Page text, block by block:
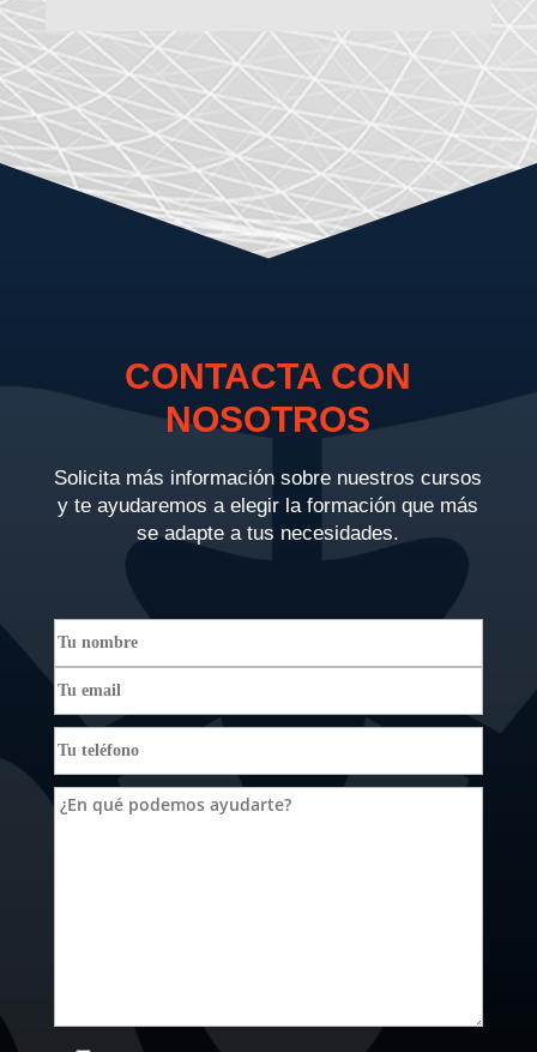
CONTACTA CON
NOSOTROS
Solicita más información sobre nuestros cursos
y te ayudaremos a elegir la formación que más
se adapte a tus necesidades.